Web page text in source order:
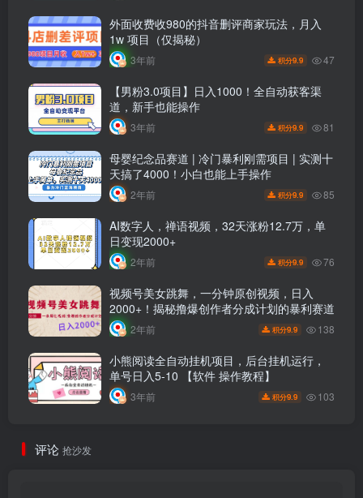
外面收费收980的抖音删评商家玩法，月入
1w 项目（仅揭秘）
3年前 积分9.9 47
【男粉3.0项目】日入1000！全自动获客渠
道，新手也能操作
3年前 积分9.9 81
母婴纪念品赛道 | 冷门暴利刚需项目 | 实测十
天搞了4000！小白也能上手操作
2年前 积分9.9 85
AI数字人，禅语视频，32天涨粉12.7万，单
日变现2000+
2年前 积分9.9 76
视频号美女跳舞，一分钟原创视频，日入
2000+！揭秘撸爆创作者分成计划的暴利赛道
2年前 积分9.9 138
小熊阅读全自动挂机项目，后台挂机运行，
单号日入5-10 【软件 操作教程】
3年前 积分9.9 103
评论 抢沙发